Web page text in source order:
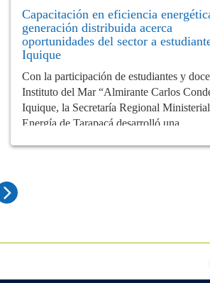
Capacitación en eficiencia
generación distribuida acerca
oportunidades del sector a
Iquique
Con la participación de estudiantes y
Instituto del Mar “Almirante Carlos
Iquique, la Secretaría Regional
Energía de Tarapacá desarrolló una...